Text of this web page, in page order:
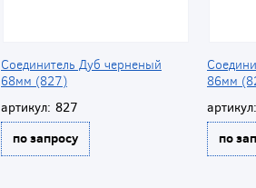
Соединитель Дуб черненый
68мм (827)
артикул: 827
по запросу
86мм
артикул:
по